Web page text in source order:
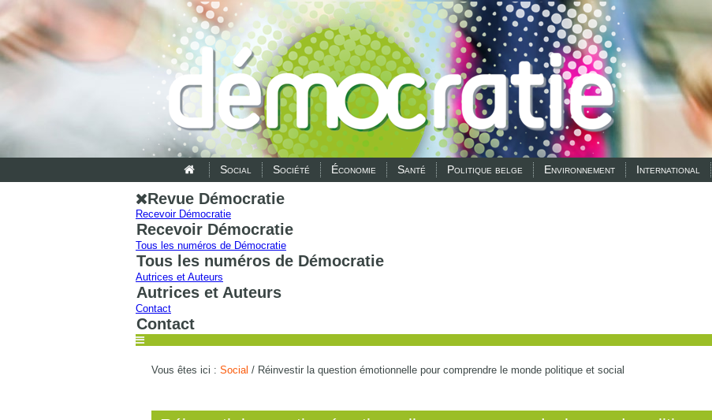
Social Société Économie Santé Politique belge Environnement International
Revue Démocratie
Recevoir Démocratie
Recevoir Démocratie
Tous les numéros de Démocratie
Tous les numéros de Démocratie
Autrices et Auteurs
Autrices et Auteurs
Contact
Contact
Vous êtes ici : Social / Réinvestir la question émotionnelle pour comprendre le monde politique et social